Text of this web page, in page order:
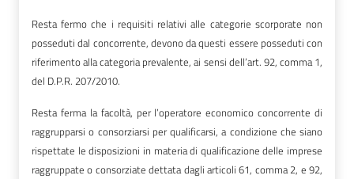
Resta fermo che i requisiti relativi alle categorie scorporate non
posseduti dal concorrente, devono da questi essere posseduti con
riferimento alla categoria prevalente, ai sensi dell’art. 92, comma 1,
del D.P.R. 207/2010.
Resta ferma la facoltà, per l’operatore economico concorrente di
raggrupparsi o consorziarsi per qualificarsi,a condizione che siano
rispettate le disposizioni in materia di qualificazione delle imprese
raggruppate o consorziate dettata dagli articoli 61, comma 2, e 92,